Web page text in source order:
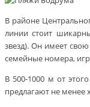
В районе
линии стоит
звезд). Он имеет
семейные номера,
В 500-1000 м от
предлагают не